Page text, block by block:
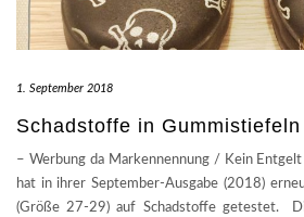
1. September 2018
Schadstoffe in Gummistiefeln
– Werbung da Markennennung / Kein
hat in ihrer September-Ausgabe (2018)
(Größe 27-29) auf Schadstoffe getestet.